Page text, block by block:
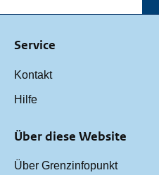
Service
Kontakt
Hilfe
Über diese Website
Über Grenzinfopunkt